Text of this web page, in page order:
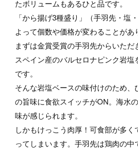
たボリュームもあるひと品です。
「から揚げ3種盛り」（手羽先・塩
よって個数や価格が変わることがあ
まずは金賞受賞の手羽先からいただ
スペイン産のバルセロナピンク岩塩
です。
そんな岩塩ベースの味付けのため、
の旨味に食欲スイッチがON。海水
味が感じられます。
しかもけっこう肉厚！可食部が多
ってしまいます。手羽先は鶏肉の中